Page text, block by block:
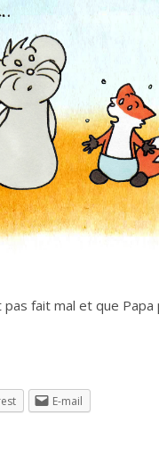
fait mal et que
E-mail